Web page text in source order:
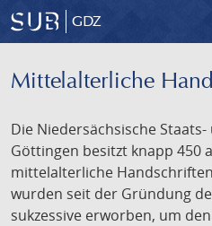
GDZ
Mittelalterliche
Die Niedersächsische
Göttingen besitzt knapp 450
mittelalterliche
wurden seit der Gründung
sukzessive erworben, um